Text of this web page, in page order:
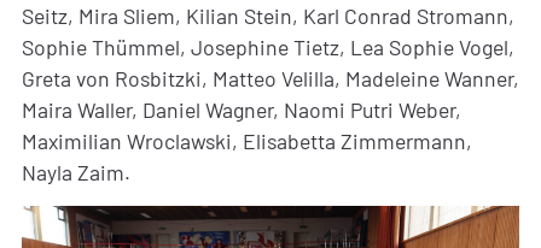
Seitz, Mira Sliem, Kilian Stein, Karl Conrad Stromann,
Sophie Thümmel, Josephine Tietz, Lea Sophie Vogel,
Greta von Rosbitzki, Matteo Velilla, Madeleine Wanner,
Maira Waller, Daniel Wagner, Naomi Putri Weber,
Maximilian Wroclawski, Elisabetta Zimmermann,
Nayla Zaim.